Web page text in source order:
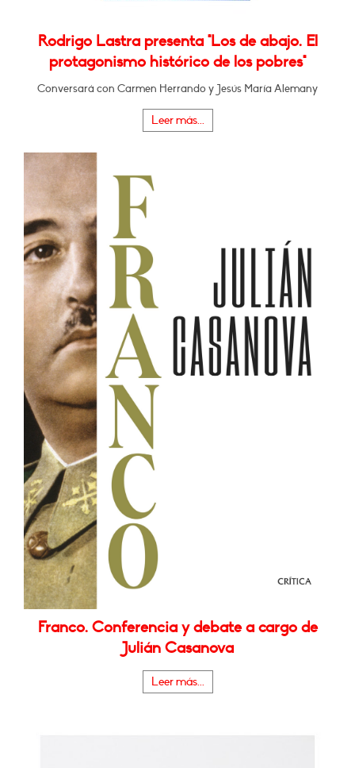
Rodrigo Lastra presenta "Los de abajo. El
protagonismo histórico de los pobres"
Conversará con Carmen Herrando y Jesús María Alemany
Leer más...
Franco. Conferencia y debate a cargo de
Julián Casanova
Leer más...